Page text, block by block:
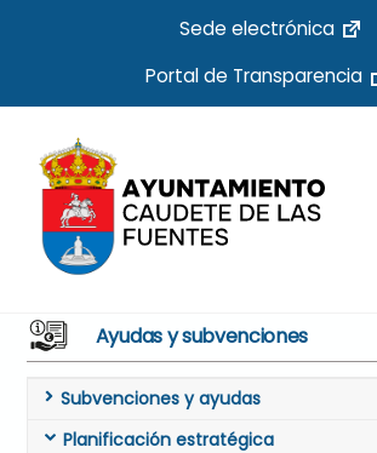
Sede electrónica
Portal de Transparencia
Ayudas y subvenciones
Subvenciones y ayudas
Planificación estratégica